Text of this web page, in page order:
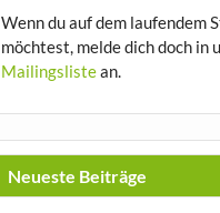
Wenn du auf dem laufendem
möchtest, melde dich doch in
Mailingslistean.
Neueste Beiträge